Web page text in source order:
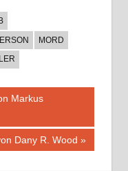
MORD
Markus
Dany R. Wood